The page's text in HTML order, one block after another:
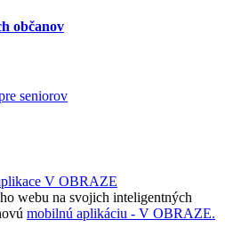
občanov
seniorov
webu na svojich inteligentných
mobilnú aplikáciu - V OBRAZE.